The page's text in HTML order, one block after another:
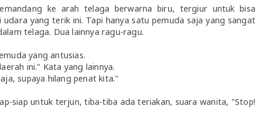
ke arah telaga berwarna biru, tergiur untuk bisa
yang terik ini. Tapi hanya satu pemuda saja yang sangat
telaga. Dua lainnya ragu-ragu.
yang antusias.
ini." Kata yang lainnya.
supaya hilang penat kita."
siap untuk terjun, tiba-tiba ada teriakan, suara wanita, "Stop!